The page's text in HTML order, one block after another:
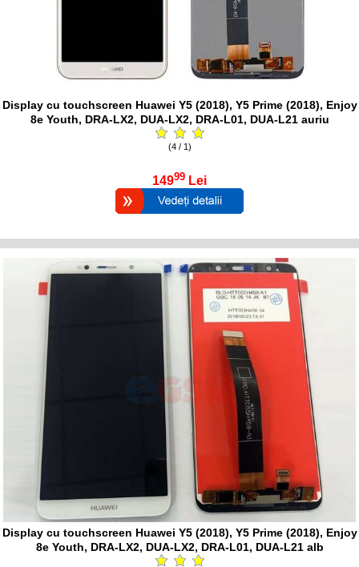
Display cu touchscreen Huawei Y5 (2018), Y5 Prime (2018), Enjoy
8e Youth, DRA-LX2, DUA-LX2, DRA-L01, DUA-L21 auriu
(4 / 1)
14999 Lei
Display cu touchscreen Huawei Y5 (2018), Y5 Prime (2018), Enjoy
8e Youth, DRA-LX2, DUA-LX2, DRA-L01, DUA-L21 alb